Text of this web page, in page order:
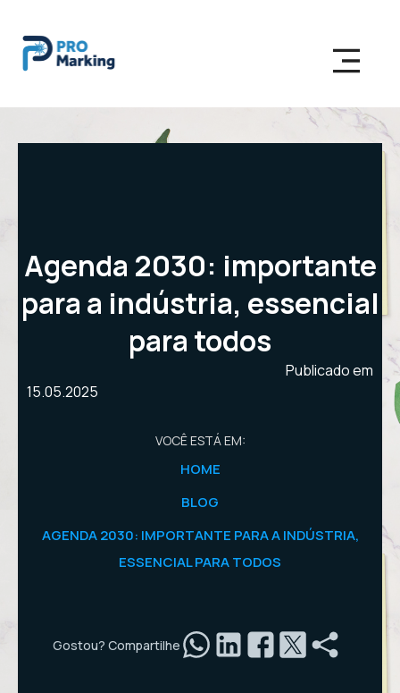
Agenda 2030: importante
para a indústria, essencial
para todos
Publicado em
15.05.2025
VOCÊ ESTÁ EM:
HOME
BLOG
AGENDA 2030: IMPORTANTE PARA A INDÚSTRIA,
ESSENCIAL PARA TODOS
Gostou? Compartilhe